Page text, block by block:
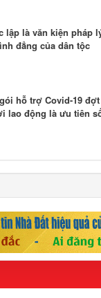
lập là văn kiện pháp
đẳng của dân tộc
hỗ trợ Covid-19
lao động là ưu tiên